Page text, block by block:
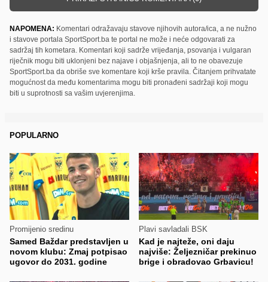
NAPOMENA: Komentari odražavaju stavove njihovih autora/ica, a ne nužno
i stavove portala SportSport.ba te portal ne može i neće odgovarati za
sadržaj tih kometara. Komentari koji sadrže vrijeđanja, psovanja i vulgaran
riječnik mogu biti uklonjeni bez najave i objašnjenja, ali to ne obavezuje
SportSport.ba da obriše sve komentare koji krše pravila. Čitanjem prihvatate
mogućnost da među komentarima mogu biti pronađeni sadržaji koji mogu
biti u suprotnosti sa vašim uvjerenjima.
POPULARNO
Promijenio sredinu
Samed Baždar predstavljen u
novom klubu: Zmaj potpisao
ugovor do 2031. godine
Plavi savladali BSK
Kad je najteže, oni daju
najviše: Željezničar prekinuo
brige i obradovao Grbavicu!